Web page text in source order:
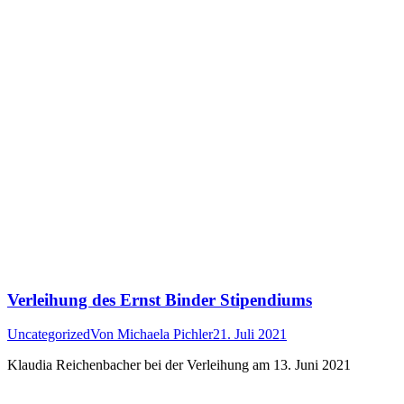
Verleihung des Ernst Binder Stipendiums
UncategorizedVon Michaela Pichler21. Juli 2021
Klaudia Reichenbacher bei der Verleihung am 13. Juni 2021